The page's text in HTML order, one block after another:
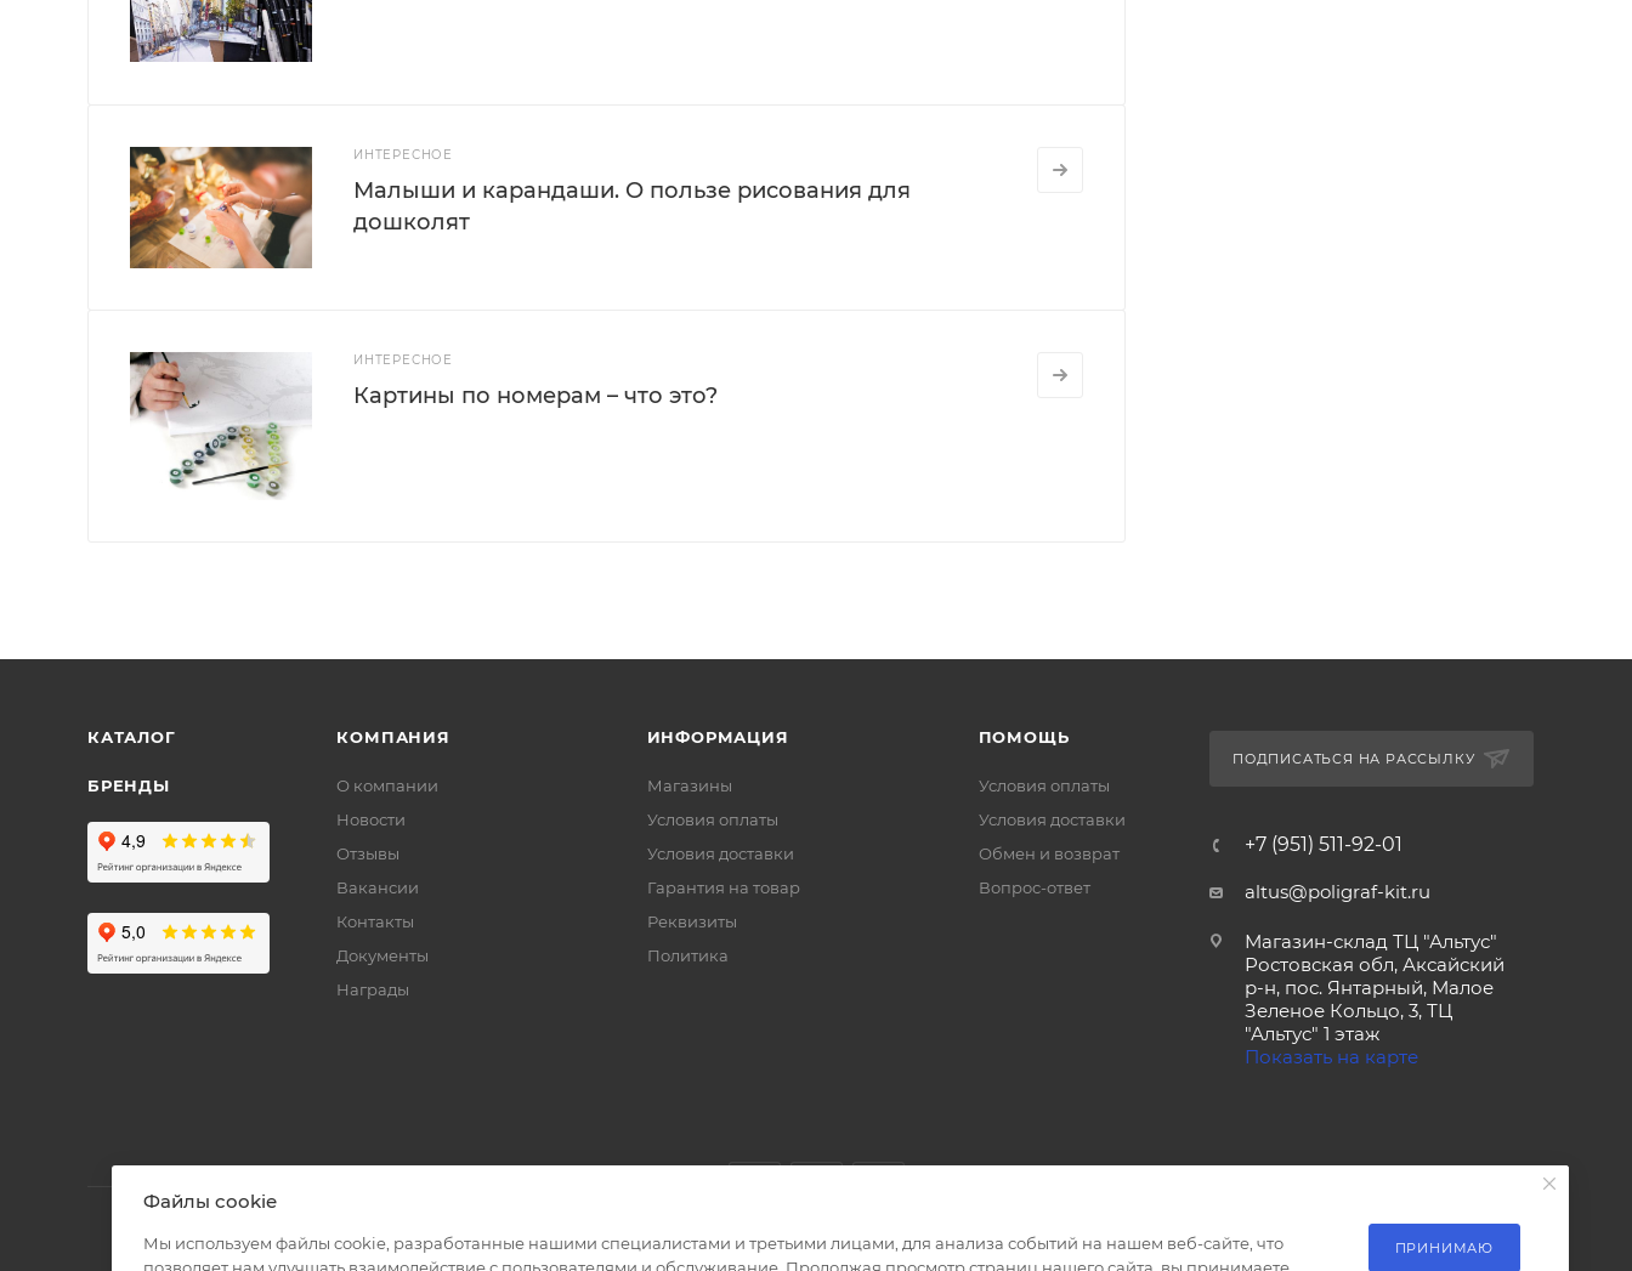
ИНТЕРЕСНОЕ
Малыши и карандаши. О пользе рисования для
дошколят
ИНТЕРЕСНОЕ
Картины по номерам – что это?
КАТАЛОГ
БРЕНДЫ
КОМПАНИЯ
О компании
Новости
Отзывы
Вакансии
Контакты
Документы
Награды
ИНФОРМАЦИЯ
Магазины
Условия оплаты
Условия доставки
Гарантия на товар
Реквизиты
Политика
ПОМОЩЬ
Условия оплаты
Условия доставки
Обмен и возврат
Вопрос-ответ
ПОДПИСАТЬСЯ НА РАССЫЛКУ
+7 (951) 511-92-01
altus@poligraf-kit.ru
Магазин-склад ТЦ "Альтус"
Ростовская обл, Аксайский
р-н, пос. Янтарный, Малое
Зеленое Кольцо, 3, ТЦ
"Альтус" 1 этаж
Показать на карте
Файлы cookie
Мы используем файлы cookie, разработанные нашими специалистами и третьими лицами, для анализа событий на нашем веб-сайте, что
ПРИНИМАЮ